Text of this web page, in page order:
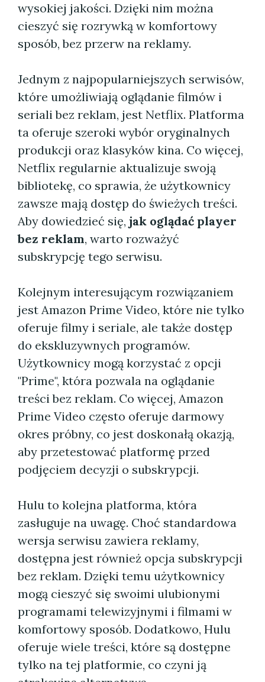
wysokiej jakości. Dzięki nim można
cieszyć się rozrywką w komfortowy
sposób, bez przerw na reklamy.
Jednym z najpopularniejszych serwisów,
które umożliwiają oglądanie filmów i
seriali bez reklam, jest Netflix. Platforma
ta oferuje szeroki wybór oryginalnych
produkcji oraz klasyków kina. Co więcej,
Netflix regularnie aktualizuje swoją
bibliotekę, co sprawia, że użytkownicy
zawsze mają dostęp do świeżych treści.
Aby dowiedzieć się, jak oglądać player
bez reklam, warto rozważyć
subskrypcję tego serwisu.
Kolejnym interesującym rozwiązaniem
jest Amazon Prime Video, które nie tylko
oferuje filmy i seriale, ale także dostęp
do ekskluzywnych programów.
Użytkownicy mogą korzystać z opcji
"Prime", która pozwala na oglądanie
treści bez reklam. Co więcej, Amazon
Prime Video często oferuje darmowy
okres próbny, co jest doskonałą okazją,
aby przetestować platformę przed
podjęciem decyzji o subskrypcji.
Hulu to kolejna platforma, która
zasługuje na uwagę. Choć standardowa
wersja serwisu zawiera reklamy,
dostępna jest również opcja subskrypcji
bez reklam. Dzięki temu użytkownicy
mogą cieszyć się swoimi ulubionymi
programami telewizyjnymi i filmami w
komfortowy sposób. Dodatkowo, Hulu
oferuje wiele treści, które są dostępne
tylko na tej platformie, co czyni ją